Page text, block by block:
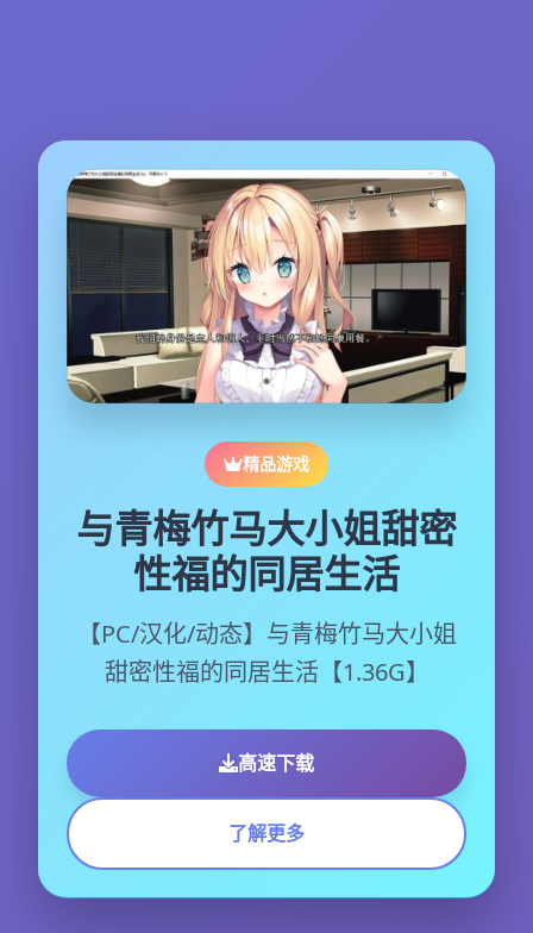
精品游戏
与青梅竹马大小姐甜密
性福的同居生活
【PC/汉化/动态】与青梅竹马大小姐
甜密性福的同居生活【1.36G】
高速下载
了解更多